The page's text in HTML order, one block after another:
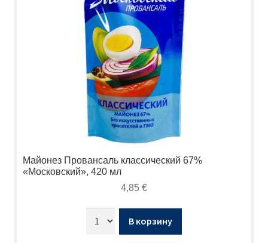
Майонез Провансаль классический 67%
«Московский», 420 мл
4,85 €
В корзину